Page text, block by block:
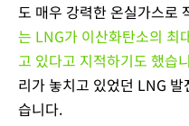
도 매우 강력한 온실가스로
는 LNG가 이산화탄소의 최
고 있다고 지적하기도 했습
리가 놓치고 있었던 LNG
습니다.